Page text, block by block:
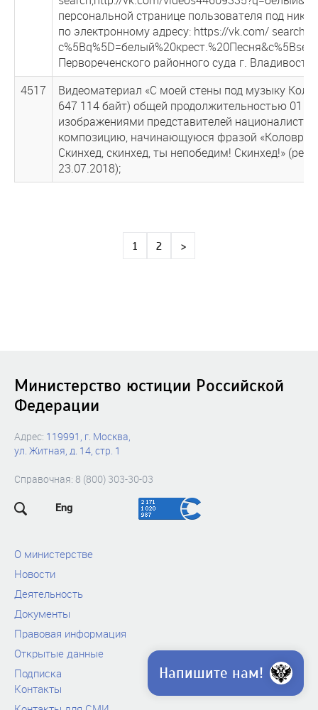
персональной странице пользователя под
по электронному адресу: https://vk.com/ search?
Первореченского районного суда г.
4517
Видеоматериал «С моей стены под музыку
647 114 байт) общей продолжительностью 01
изображениями представителей
композицию, начинающуюся фразой
Скинхед, скинхед, ты непобедим! Скинхед!»
23.07.2018);
1 2 >
Министерство юстиции Российской
Федерации
Адрес: 119991, г. Москва,
ул. Житная, д. 14, стр. 1
Справочная: 8 (800) 303-30-03
Eng
О министерстве
Новости
Деятельность
Документы
Правовая информация
Открытые данные
Подписка
Контакты
Напишите нам!